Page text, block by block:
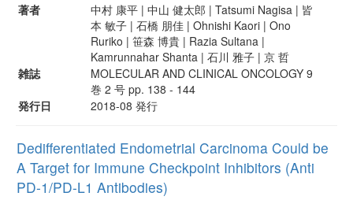
著者
中村 康平 | 中山 健太郎 | Tatsumi Nagisa | 皆
本 敏子 | 石橋 朋佳 | Ohnishi Kaori | Ono
Ruriko | 笹森 博貴 | Razia Sultana |
Kamrunnahar Shanta | 石川 雅子 | 京 哲
雑誌
MOLECULAR AND CLINICAL ONCOLOGY 9
巻 2 号 pp. 138 - 144
発行日
2018-08 発行
Dedifferentiated Endometrial Carcinoma Could be
A Target for Immune Checkpoint Inhibitors (Anti
PD-1/PD-L1 Antibodies)